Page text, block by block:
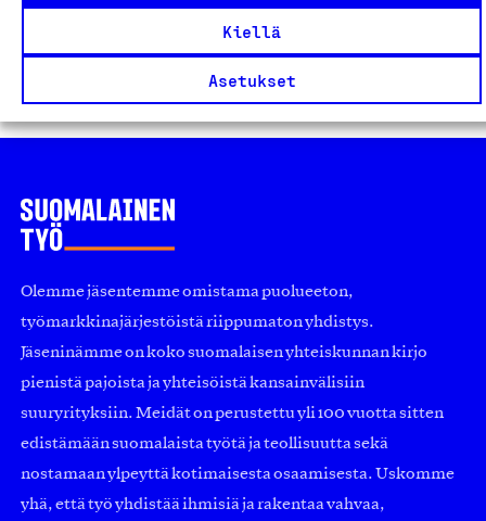
Kiellä
Asetukset
Hoiva-, asumis-, kuntoutus- ja
sosiaalipalvelut
Olemme jäsentemme omistama puolueeton,
työmarkkinajärjestöistä riippumaton yhdistys.
Jäseninämme on koko suomalaisen yhteiskunnan kirjo
pienistä pajoista ja yhteisöistä kansainvälisiin
suuryrityksiin. Meidät on perustettu yli 100 vuotta sitten
edistämään suomalaista työtä ja teollisuutta sekä
nostamaan ylpeyttä kotimaisesta osaamisesta. Uskomme
yhä, että työ yhdistää ihmisiä ja rakentaa vahvaa,